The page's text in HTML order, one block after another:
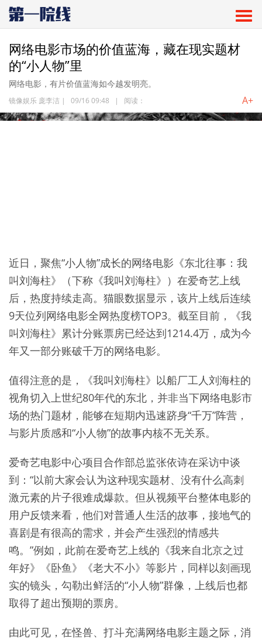
网络电影市场的价值蓝海，藏在现实题材
的“小人物”里
网络电影，有片价值蓝海如今越发明亮。
镜像娱乐 庞李洁 | 09/16 09:48 | 阅读： A+
近日，聚焦“小人物”成长的网络电影《东北往事：我
叫刘海柱》（下称《我叫刘海柱》）在爱奇艺上线
后，热度持续走高。猫眼数据显示，该片上线后连续
9天位列网络电影全网热度榜TOP3。截至目前，《我
叫刘海柱》累计分账票房已经达到1214.4万，成为今
年又一部分账破千万的网络电影。
值得注意的是，《我叫刘海柱》以船厂工人刘海柱的
视角切入上世纪80年代的东北，并非当下网络电影市
场的热门题材，能够在短期内迅速跻身“千万”阵营，
与影片质感和“小人物”的故事内核不无关系。
爱奇艺电影中心项目合作部总监张依诗在采访中谈
到：“以前大家会认为这种现实题材、没有什么高刺
激元素的片子很难成爆款。但从视频平台整体电影的
用户反馈来看，他们对普通人生活的故事，接地气的
喜剧是有很高的需求，并会产生强烈的情感共
鸣。”例如，此前在爱奇艺上线的《我来自北京之过
年好》《卧鱼》《老大不小》等影片，同样以刻画现
实的镜头，勾勒出鲜活的“小人物”群像，上线后也都
取得了超出预期的票房。
由此可见，在怪兽、打斗充满网络电影主题之际，消